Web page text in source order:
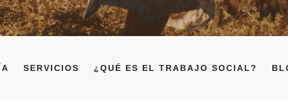
SERVICIOS ¿QUÉ ES EL TRABAJO SOCIAL?